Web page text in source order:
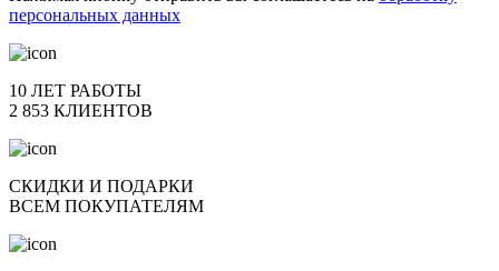
персональных данных
10 ЛЕТ РАБОТЫ
2 853 КЛИЕНТОВ
СКИДКИ И ПОДАРКИ
ВСЕМ ПОКУПАТЕЛЯМ